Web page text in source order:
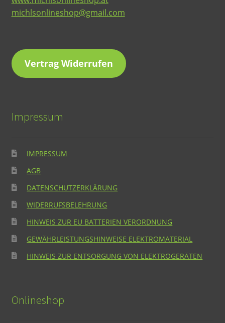
michlsonlineshop@gmail.com
Vertrag Widerrufen
Impressum
IMPRESSUM
AGB
DATENSCHUTZERKLÄRUNG
WIDERRUFSBELEHRUNG
HINWEIS ZUR EU BATTERIEN VERORDNUNG
GEWÄHRLEISTUNGSHINWEISE ELEKTROMATERIAL
HINWEIS ZUR ENTSORGUNG VON ELEKTROGERÄTEN
Onlineshop